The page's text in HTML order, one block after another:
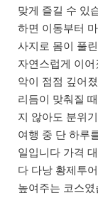
맞게 즐길 수 있
하면 이동부터
사지로 몸이 풀
자연스럽게 이
악이 점점 깊어
리듬이 맞춰질
지 않아도 분위
여행 중 단 하루
일입니다 가격
다 다낭 황제투
높여주는 코스